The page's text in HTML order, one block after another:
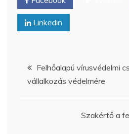
Linkedin
Bejegyzés
navigáció
Felhőalapú vírusvédelmi
vállalkozás védelmére
Szakértő a